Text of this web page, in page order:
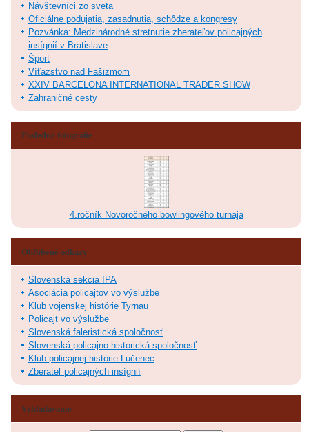
Návštevníci zo sveta
Oficiálne podujatia, zasadnutia, schôdze a kongresy
Pozvánka: Medzinárodné stretnutie zberateľov policajných
insígnií v Bratislave
Šport
Víťazstvo nad Fašizmom
XXIV BARCELONA INTERNATIONAL TRADER SHOW
Zahraničné cesty
Posledné fotografie
4.ročník Novoročného bowlingového turnaja
Obľúbené odkazy
Slovenská sekcia IPA
Asociácia policajtov vo výslužbe
Klub vojenskej histórie Tyrnau
Policajt vo výslužbe
Slovenská faleristická spoločnosť
Slovenská policajno-historická spoločnosť
Klub policajnej histórie Lučenec
Zberateľ policajných insígnií
Vyhľadávanie